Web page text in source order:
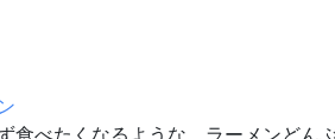
食べたくなるような、ラーメンどん